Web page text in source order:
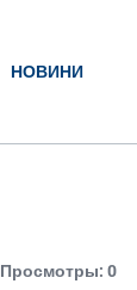
НОВИНИ
Просмотры: 0